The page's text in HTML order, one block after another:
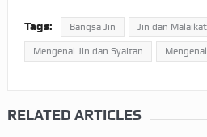
Tags: Bangsa Jin Jin dan Malaikat
Mengenal Jin dan Syaitan
RELATED ARTICLES